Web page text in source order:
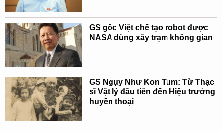
GS gốc Việt chế tạo robot được
NASA dùng xây trạm không gian
GS Ngụy Như Kon Tum: Từ Thạc
sĩ Vật lý đầu tiên đến Hiệu trưởng
huyền thoại